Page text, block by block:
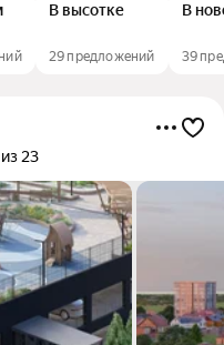
В высотке
29 предложений
В
39
23